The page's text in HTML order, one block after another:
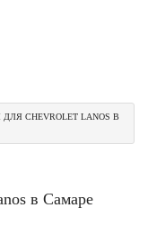
CHEVROLET LANOS В
в Самаре